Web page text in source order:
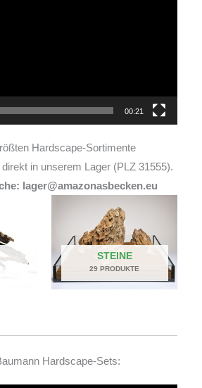
00:21
Hardscape-Sortimente
in unserem Lager (PLZ 31555).
lager@amazonasbecken.eu
STEINE
29 PRODUKTE
Hardscape-Sets: